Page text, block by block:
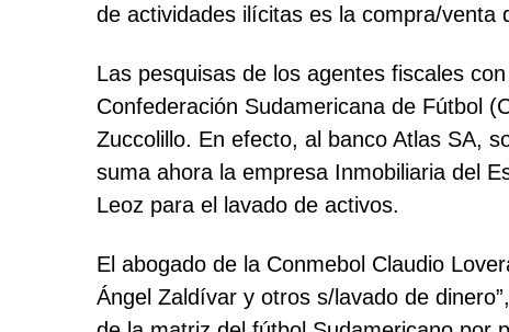
de actividades ilícitas es la compra/venta
Las pesquisas de los agentes fiscales
Confederación Sudamericana de Fútbol
Zuccolillo. En efecto, al banco Atlas SA,
suma ahora la empresa Inmobiliaria del
Leoz para el lavado de activos.
El abogado de la Conmebol Claudio
Ángel Zaldívar y otros s/lavado de